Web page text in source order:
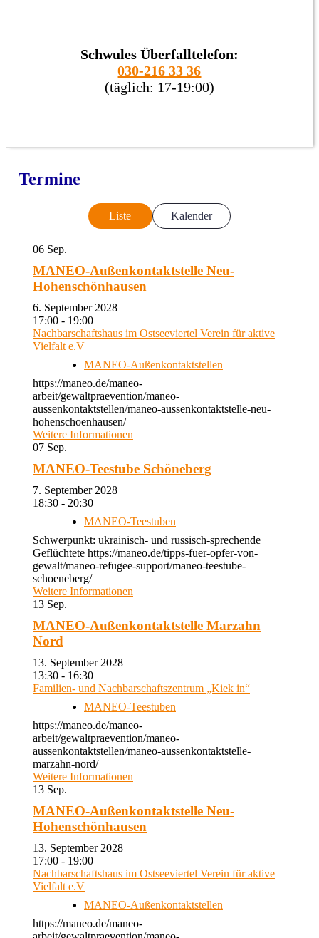
Schwules Überfalltelefon:
030-216 33 36
(täglich: 17-19:00)
Termine
Liste Kalender
06 Sep.
MANEO-Außenkontaktstelle Neu-
Hohenschönhausen
6. September 2028
17:00 - 19:00
Nachbarschaftshaus im Ostseeviertel Verein für aktive
Vielfalt e.V
MANEO-Außenkontaktstellen
https://maneo.de/maneo-
arbeit/gewaltpraevention/maneo-
aussenkontaktstellen/maneo-aussenkontaktstelle-neu-
hohenschoenhausen/
Weitere Informationen
07 Sep.
MANEO-Teestube Schöneberg
7. September 2028
18:30 - 20:30
MANEO-Teestuben
Schwerpunkt: ukrainisch- und russisch-sprechende
Geflüchtete https://maneo.de/tipps-fuer-opfer-von-
gewalt/maneo-refugee-support/maneo-teestube-
schoeneberg/
Weitere Informationen
13 Sep.
MANEO-Außenkontaktstelle Marzahn
Nord
13. September 2028
13:30 - 16:30
Familien- und Nachbarschaftszentrum „Kiek in“
MANEO-Teestuben
https://maneo.de/maneo-
arbeit/gewaltpraevention/maneo-
aussenkontaktstellen/maneo-aussenkontaktstelle-
marzahn-nord/
Weitere Informationen
13 Sep.
MANEO-Außenkontaktstelle Neu-
Hohenschönhausen
13. September 2028
17:00 - 19:00
Nachbarschaftshaus im Ostseeviertel Verein für aktive
Vielfalt e.V
MANEO-Außenkontaktstellen
https://maneo.de/maneo-